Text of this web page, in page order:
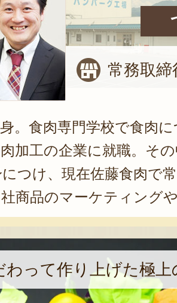
常務取締
。食肉専門学校で食肉
加工の企業に就職。そ
つけ、現在佐藤食肉で
商品のマーケティング
を担当し、幅広く活躍
よう、最終的に食べる
と消費者のことを一番
んでいる。
わって作り上げた極上